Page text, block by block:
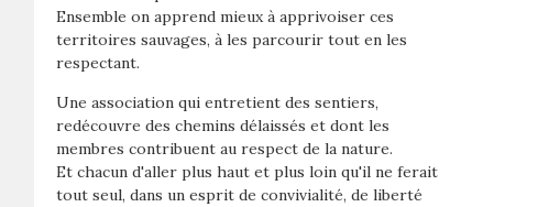
Ensemble on apprend mieux à apprivoiser ces
territoires sauvages, à les parcourir tout en les
respectant.
Une association qui entretient des sentiers,
redécouvre des chemins délaissés et dont les
membres contribuent au respect de la nature.
Et chacun d'aller plus haut et plus loin qu'il ne ferait
tout seul, dans un esprit de convivialité, de liberté